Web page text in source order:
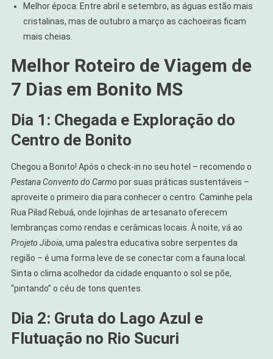
Melhor época: Entre abril e setembro, as águas estão mais
cristalinas, mas de outubro a março as cachoeiras ficam
mais cheias.
Melhor Roteiro de Viagem de
7 Dias em Bonito MS
Dia 1: Chegada e Exploração do
Centro de Bonito
Chegou a Bonito! Após o check-in no seu hotel – recomendo o
Pestana Convento do Carmo por suas práticas sustentáveis –
aproveite o primeiro dia para conhecer o centro. Caminhe pela
Rua Pilad Rebuá, onde lojinhas de artesanato oferecem
lembranças como rendas e cerâmicas locais. À noite, vá ao
Projeto Jiboia, uma palestra educativa sobre serpentes da
região – é uma forma leve de se conectar com a fauna local.
Sinta o clima acolhedor da cidade enquanto o sol se põe,
“pintando” o céu de tons quentes.
Dia 2: Gruta do Lago Azul e
Flutuação no Rio Sucuri